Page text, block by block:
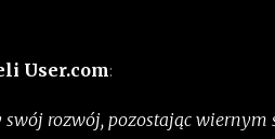
User.com:
swój rozwój, pozostając wiernym